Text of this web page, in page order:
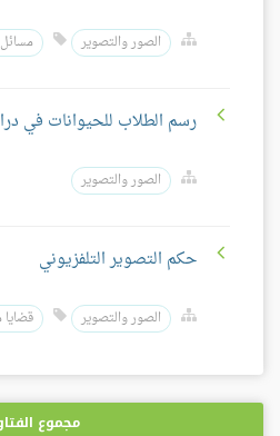
الصور والتصوير
رسم الطلاب للحيوانات في
الصور والتصوير
حكم التصوير التلفزيوني
الصور والتصوير
مجموع